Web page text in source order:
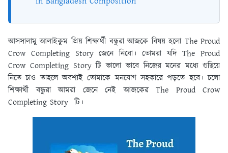
আসসালামু আলাইকুম প্রিয় শিক্ষার্থী বন্ধুরা আজকে বিষয় হলো The Proud
Crow Completing Story জেনে নিবো। তোমরা যদি The Proud
Crow Completing Story টি ভালো ভাবে নিজের মনের মধ্যে গুছিয়ে
নিতে চাও তাহলে অবশ্যই তোমাকে মনযোগ সহকারে পড়তে হবে। চলো
শিক্ষার্থী বন্ধুরা আমরা জেনে নেই আজকের The Proud Crow
Completing Story টি।